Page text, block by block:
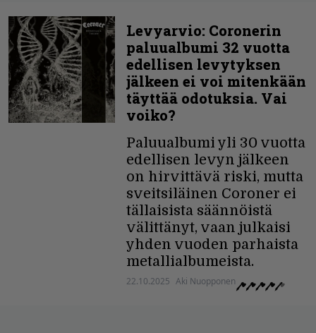
Levyarvio: Coronerin
paluualbumi 32 vuotta
edellisen levytyksen
jälkeen ei voi mitenkään
täyttää odotuksia. Vai
voiko?
Paluualbumi yli 30 vuotta
edellisen levyn jälkeen
on hirvittävä riski, mutta
sveitsiläinen Coroner ei
tällaisista säännöistä
välittänyt, vaan julkaisi
yhden vuoden parhaista
metallialbumeista.
22.10.2025 Aki Nuopponen